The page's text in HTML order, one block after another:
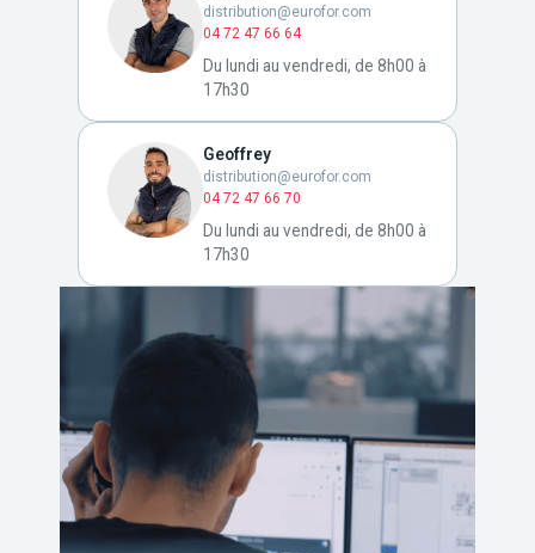
distribution@eurofor.com
04 72 47 66 64
Du lundi au vendredi, de 8h00 à
17h30
Geoffrey
distribution@eurofor.com
04 72 47 66 70
Du lundi au vendredi, de 8h00 à
17h30